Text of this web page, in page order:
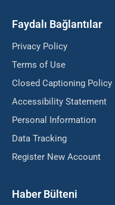
Faydalı Bağlantılar
Privacy Policy
Terms of Use
Closed Captioning Policy
Accessibility Statement
Personal Information
Data Tracking
Register New Account
Haber Bülteni